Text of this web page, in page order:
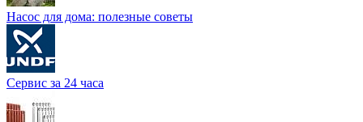
Насос для дома: полезные советы
Сервис за 24 часа